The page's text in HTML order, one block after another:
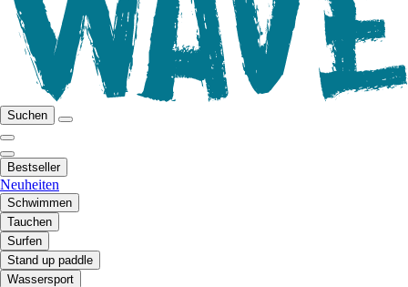
Suchen
Bestseller
Neuheiten
Schwimmen
Tauchen
Surfen
Stand up paddle
Wassersport